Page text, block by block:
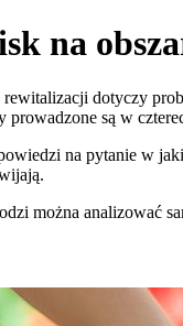
na
dotyczy
prowadzone są w
na pytanie w
można analizować